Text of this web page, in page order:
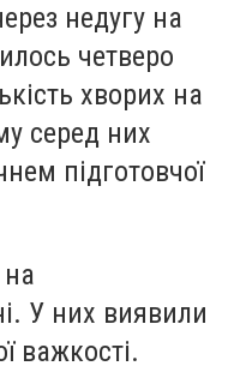
недугу на
четверо
хворих на
серед них
підготовчої
У них виявили
важкості.